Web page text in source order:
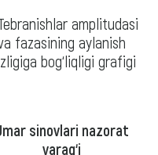
sinovlari nazorat
varag‘i